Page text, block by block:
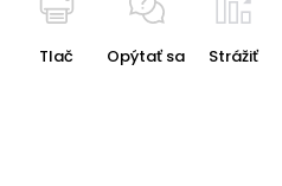
Tlač Opýtať sa Strážiť